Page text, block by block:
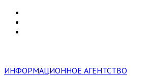
ИНФОРМАЦИОННОЕ АГЕНТСТВО